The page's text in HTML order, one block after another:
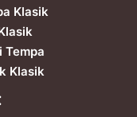
Klasik
Tempa
Klasik